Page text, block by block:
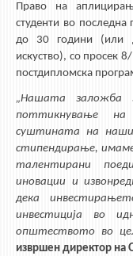
Право на
студенти во последна
до 30 години (или
искуство), со просек
постдипломска
„Нашата заложба
поттикнување
суштината на
стипендирање, имаме
талентирани
иновации и
дека
инвестиција во
општеството во
извршен директор на